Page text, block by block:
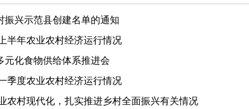
振兴示范县创建名单的通知
半年农业农村经济运行情况
元化食物供给体系推进会
季度农业农村经济运行情况
农村现代化，扎实推进乡村全面振兴有关情况